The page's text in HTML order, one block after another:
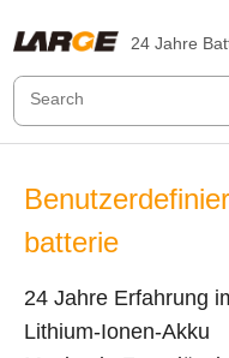
24 Jahre
batterie
24 Jahre Erfahrung
Lithium-Ionen-Akku